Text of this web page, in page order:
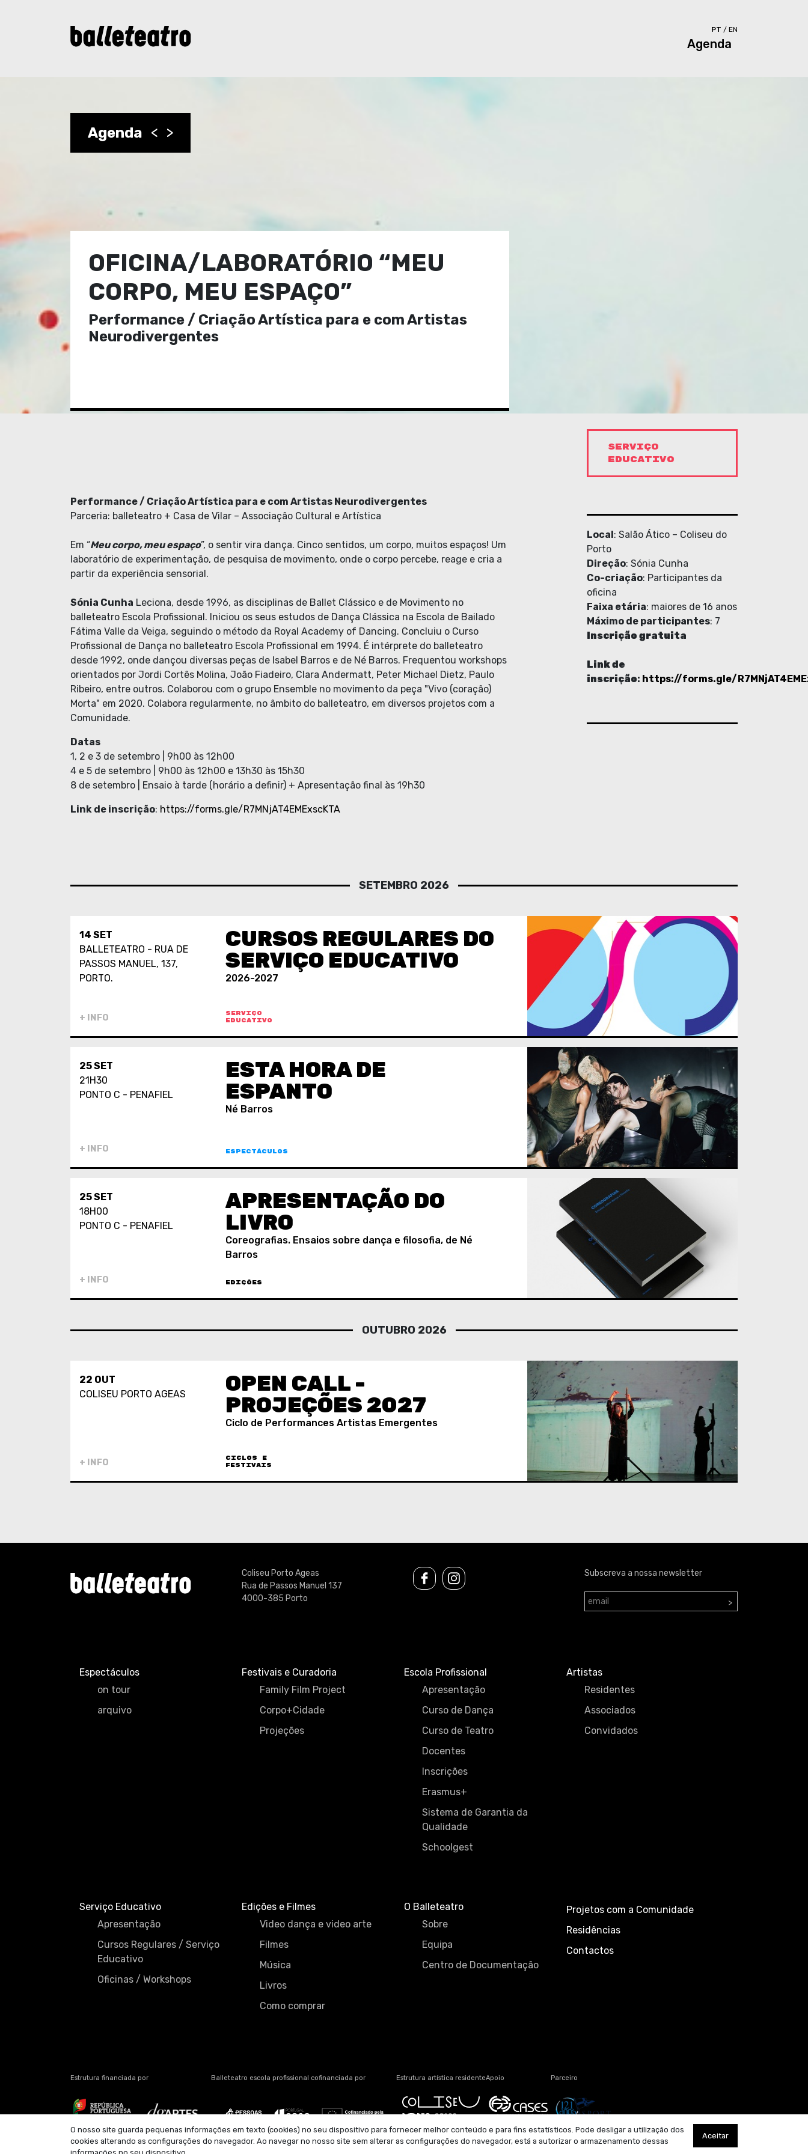
PT / EN
Agenda
Agenda < >
OFICINA/LABORATÓRIO “MEU
CORPO, MEU ESPAÇO”
Performance / Criação Artística para e com Artistas
Neurodivergentes
Performance / Criação Artística para e com Artistas Neurodivergentes
Parceria: balleteatro + Casa de Vilar – Associação Cultural e Artística
Em “Meu corpo, meu espaço”, o sentir vira dança. Cinco sentidos, um corpo, muitos espaços! Um
laboratório de experimentação, de pesquisa de movimento, onde o corpo percebe, reage e cria a
partir da experiência sensorial.
Sónia Cunha Leciona, desde 1996, as disciplinas de Ballet Clássico e de Movimento no
balleteatro Escola Profissional. Iniciou os seus estudos de Dança Clássica na Escola de Bailado
Fátima Valle da Veiga, seguindo o método da Royal Academy of Dancing. Concluiu o Curso
Profissional de Dança no balleteatro Escola Profissional em 1994. É intérprete do balleteatro
desde 1992, onde dançou diversas peças de Isabel Barros e de Né Barros. Frequentou workshops
orientados por Jordi Cortês Molina, João Fiadeiro, Clara Andermatt, Peter Michael Dietz, Paulo
Ribeiro, entre outros. Colaborou com o grupo Ensemble no movimento da peça "Vivo (coração)
Morta" em 2020. Colabora regularmente, no âmbito do balleteatro, em diversos projetos com a
Comunidade.
Datas
1, 2 e 3 de setembro | 9h00 às 12h00
4 e 5 de setembro | 9h00 às 12h00 e 13h30 às 15h30
8 de setembro | Ensaio à tarde (horário a definir) + Apresentação final às 19h30
Link de inscrição: https://forms.gle/R7MNjAT4EMExscKTA
SERVIÇO
EDUCATIVO
Local : Salão Ático – Coliseu do
Porto
Direção: Sónia Cunha
Co-criação: Participantes da
oficina
Faixa etária: maiores de 16 anos
Máximo de participantes: 7
Inscrição gratuita
Link de
inscrição: https://forms.gle/
SETEMBRO 2026
14 SET
BALLETEATRO - RUA DE
PASSOS MANUEL, 137,
PORTO.
+ INFO
CURSOS REGULARES DO
SERVIÇO EDUCATIVO
2026-2027
SERVIÇO
EDUCATIVO
25 SET
21H30
PONTO C - PENAFIEL
+ INFO
ESTA HORA DE
ESPANTO
Né Barros
ESPECTÁCULOS
25 SET
18H00
PONTO C - PENAFIEL
+ INFO
APRESENTAÇÃO DO
LIVRO
Coreografias. Ensaios sobre dança e filosofia, de Né
Barros
EDIÇÕES
OUTUBRO 2026
22 OUT
COLISEU PORTO AGEAS
+ INFO
OPEN CALL -
PROJEÇÕES 2027
Ciclo de Performances Artistas Emergentes
CICLOS E
FESTIVAIS
Aceitar
O nosso site guarda pequenas informações em texto (cookies) no seu dispositivo para fornecer melhor conteúdo e para fins estatísticos. Pode desligar a utilização dos
cookies alterando as configurações do navegador. Ao navegar no nosso site sem alterar as configurações do navegador, está a autorizar o armazenamento dessas
Coliseu Porto Ageas
Rua de Passos Manuel 137
4000-385 Porto
Subscreva a nossa newsletter
>
Espectáculos
on tour
arquivo
Festivais e Curadoria
Family Film Project
Corpo+Cidade
Projeções
Escola Profissional
Apresentação
Curso de Dança
Curso de Teatro
Docentes
Inscrições
Erasmus+
Sistema de Garantia da
Qualidade
Schoolgest
Artistas
Residentes
Associados
Convidados
Serviço Educativo
Apresentação
Cursos Regulares / Serviço
Educativo
Oficinas / Workshops
Edições e Filmes
Video dança e video arte
Filmes
Música
Livros
Como comprar
O Balleteatro
Sobre
Equipa
Centro de Documentação
Projetos com a Comunidade
Residências
Contactos
Estrutura financiada por Balleteatro escola profissional cofinanciada por Estrutura artística residenteApoio Parceiro